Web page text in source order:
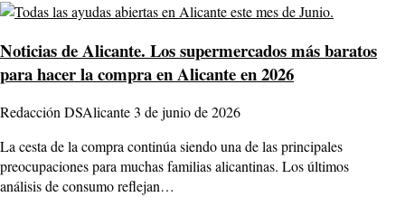
Noticias de Alicante. Los supermercados más baratos
para hacer la compra en Alicante en 2026
Redacción DSAlicante3 de junio de 2026
La cesta de la compra continúa siendo una de las principales
preocupaciones para muchas familias alicantinas. Los últimos
análisis de consumo reflejan…